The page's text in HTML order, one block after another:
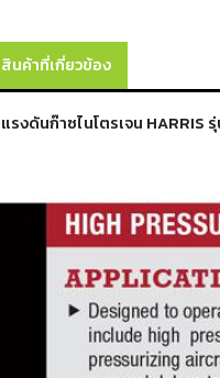
สินค้าที่เกี่ยวข้อง
แรงดันก๊าซไนโตรเจน